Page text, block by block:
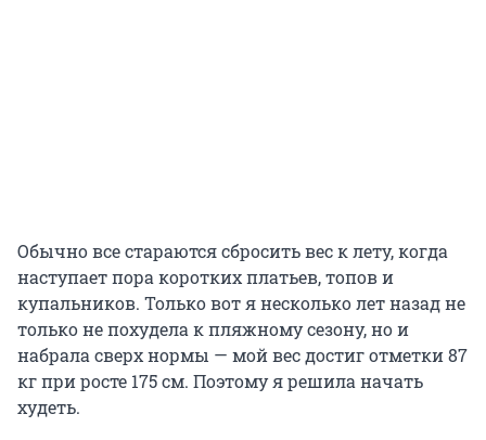
Обычно все стараются сбросить вес к лету, когда
наступает пора коротких платьев, топов и
купальников. Только вот я несколько лет назад не
только не похудела к пляжному сезону, но и
набрала сверх нормы — мой вес достиг отметки 87
кг при росте 175 см. Поэтому я решила начать
худеть.